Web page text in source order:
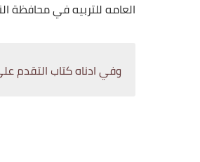
العامه للتربيه في محافظة
وفي ادناه كتاب التقدم